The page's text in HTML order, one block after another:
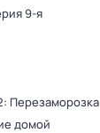
9-я
Перезаморозка
домой